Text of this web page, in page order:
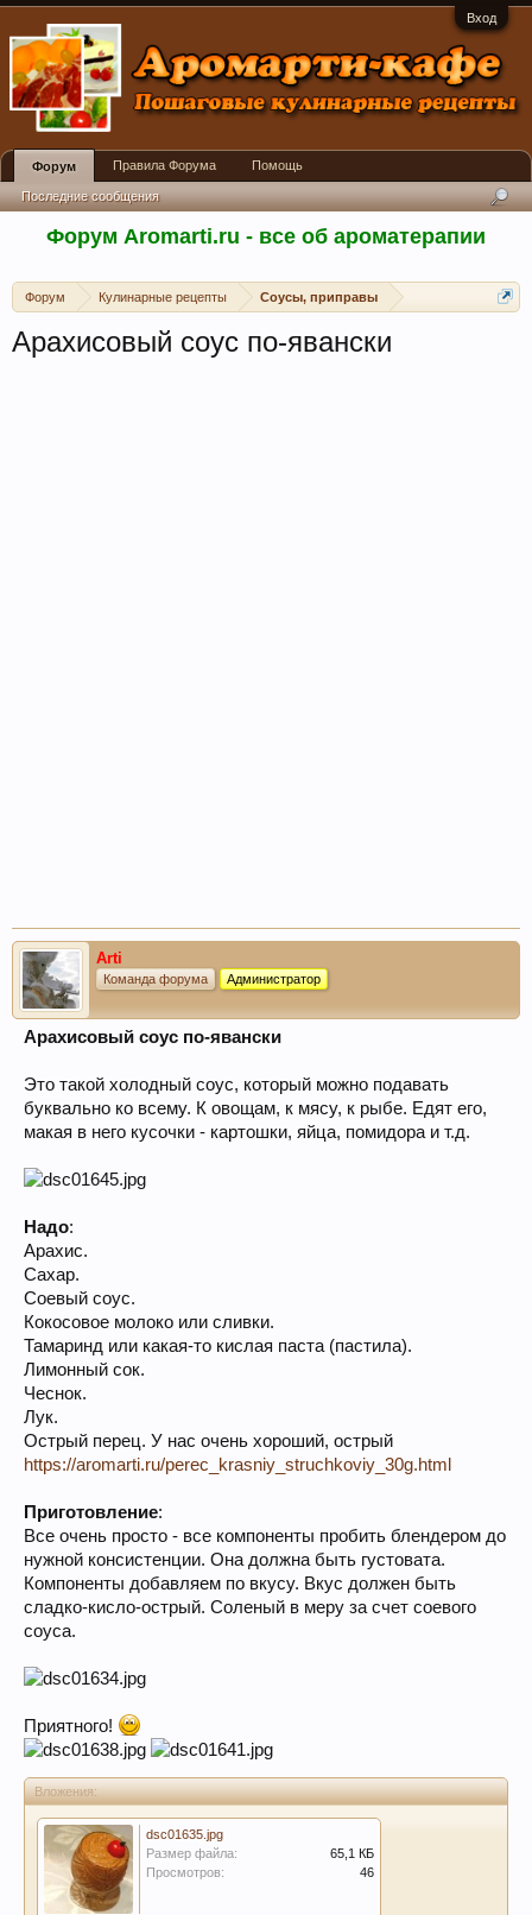
Вход
Форум Aromarti.ru - все об ароматерапии
Форум Кулинарные рецепты Соусы, приправы
Арахисовый соус по-явански
Arti
Команда форума Администратор
Арахисовый соус по-явански
Это такой холодный соус, который можно подавать
буквально ко всему. К овощам, к мясу, к рыбе. Едят его,
макая в него кусочки - картошки, яйца, помидора и т.д.
Надо:
Арахис.
Сахар.
Соевый соус.
Кокосовое молоко или сливки.
Тамаринд или какая-то кислая паста (пастила).
Лимонный сок.
Чеснок.
Лук.
Острый перец. У нас очень хороший, острый
https://aromarti.ru/perec_krasniy_struchkoviy_30g.html
Приготовление:
Все очень просто - все компоненты пробить блендером до
нужной консистенции. Она должна быть густовата.
Компоненты добавляем по вкусу. Вкус должен быть
сладко-кисло-острый. Соленый в меру за счет соевого
соуса.
Приятного!
Вложения:
dsc01635.jpg
Размер файла:
65,1 КБ
Просмотров:
46
Форум
Последние сообщения
Правила Форума Помощь